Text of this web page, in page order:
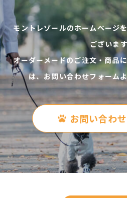
モントレゾールのホームページ
ございま
オーダーメードのご注文・商品
は、お問い合わせフォーム
お問い合わ